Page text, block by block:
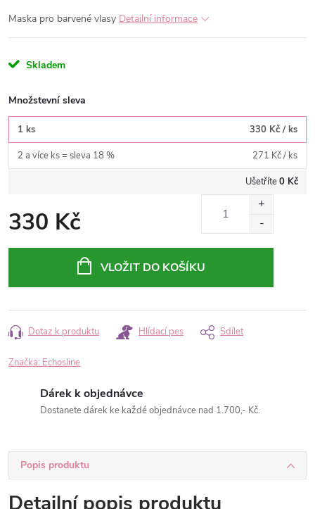
Maska pro barvené vlasy Detailní informace
Skladem
Množstevní sleva
1 ks 330 Kč / ks
2 a více ks = sleva 18 % 271 Kč/ ks
Ušetříte0 Kč
330 Kč
VLOŽIT DO KOŠÍKU
Dotaz k produktu Hlídací pes Sdílet
Značka: Echosline
Dárek k objednávce
Dostanete dárek ke každé objednávce nad 1.700,- Kč.
Popis produktu
Detailní popis produktu